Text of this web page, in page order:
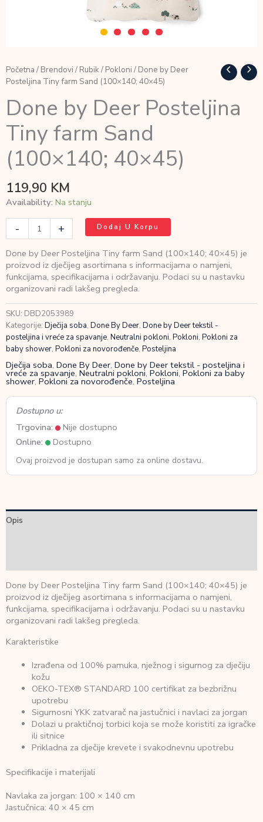
Početna / Brendovi / Rubik/ Pokloni / Done by Deer
Posteljina Tiny farm Sand (100×140; 40×45)
Done by Deer Posteljina
Tiny farm Sand
(100×140; 40×45)
119,90 KM
Availability: Na stanju
-
Posteljina
Tiny
farm
Sand
(100×140;
40×45)
količina
+ Dodaj U Korpu
Done by Deer Posteljina Tiny farm Sand (100×140; 40×45) je
proizvod iz dječijeg asortimana s informacijama o namjeni,
funkcijama, specifikacijama i održavanju. Podaci su u nastavku
organizovani radi lakšeg pregleda.
SKU: DBD2053989
Kategorije: Dječija soba, Done By Deer, Done by Deer tekstil -
posteljina i vreće za spavanje, Neutralni pokloni, Pokloni, Pokloni za
baby shower, Pokloni za novorođenče, Posteljina
Dječija soba, Done By Deer, Done by Deer tekstil - posteljina i
vreće za spavanje, Neutralni pokloni, Pokloni, Pokloni za baby
shower, Pokloni za novorođenče, Posteljina
Dostupno u:
Trgovina:
Nije dostupno
Online:
Dostupno
Ovaj proizvod je dostupan samo za online dostavu.
Opis
Done by Deer Posteljina Tiny farm Sand (100×140; 40×45) je
proizvod iz dječijeg asortimana s informacijama o namjeni,
funkcijama, specifikacijama i održavanju. Podaci su u nastavku
organizovani radi lakšeg pregleda.
Karakteristike
Izrađena od 100% pamuka, nježnog i sigurnog za dječiju
kožu
OEKO-TEX® STANDARD 100 certifikat za bezbrižnu
upotrebu
Sigurnosni YKK zatvarač na jastučnici i navlaci za jorgan
Dolazi u praktičnoj torbici koja se može koristiti za igračke
ili sitnice
Prikladna za dječije krevete i svakodnevnu upotrebu
Specifikacije i materijali
Navlaka za jorgan: 100 × 140 cm
Jastučnica: 40 × 45 cm